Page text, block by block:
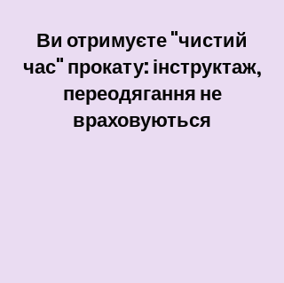
Ви отримуєте "чистий
час" прокату: інструктаж,
переодягання не
враховуються